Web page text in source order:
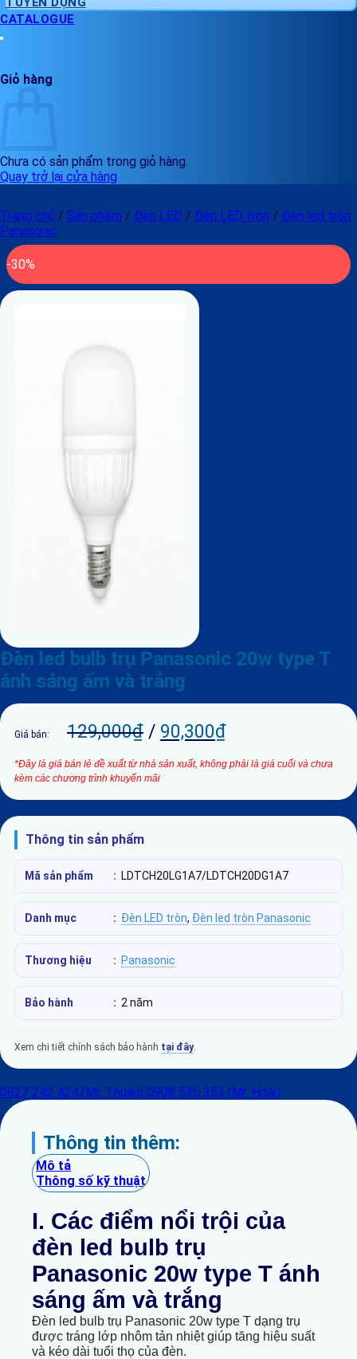
CATALOGUE
Giỏ hàng
Chưa có sản phẩm trong giỏ hàng.
Quay trở lại cửa hàng
Trang chủ / Sản phẩm / Đèn LED / Đèn LED tròn / Đèn led tròn
Panasonic
-30%
Đèn led bulb trụ Panasonic 20w type T
ánh sáng ấm và trắng
Giá bán: 129,000₫ / 90,300₫
*Đây là giá bán lẻ đề xuất từ nhà sản xuất, không phải là giá cuối và chưa
kèm các chương trình khuyến mãi
Thông tin sản phẩm
Mã sản phẩm : LDTCH20LG1A7/LDTCH20DG1A7
Danh mục : Đèn LED tròn, Đèn led tròn Panasonic
Thương hiệu : Panasonic
Bảo hành : 2 năm
Xem chi tiết chính sách bảo hành tại đây.
0827 242 424 (Mr. Thuận) 0908 535 353 (Mr. Hoài)
Thông tin thêm:
Mô tả
Thông số kỹ thuật
I. Các điểm nổi trội của
đèn led bulb trụ
Panasonic 20w type T ánh
sáng ấm và trắng
Đèn led bulb trụ Panasonic 20w type T dạng trụ
được tráng lớp nhôm tản nhiệt giúp tăng hiệu suất
và kéo dài tuổi thọ của đèn.